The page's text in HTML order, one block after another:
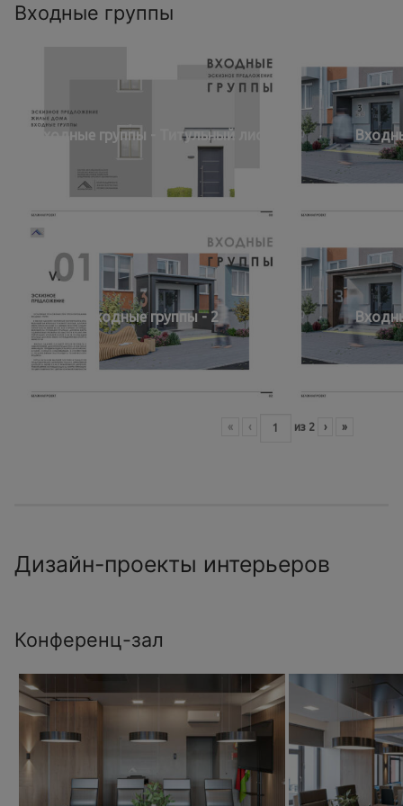
Входные группы
Входные группы - Титульный лист
Входные группы - 2
« ‹ из 2 › »
Дизайн-проекты интерьеров
Конференц-зал